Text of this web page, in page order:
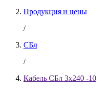
Продукция и цены
/
СБл
/
Кабель СБл 3х240 -10